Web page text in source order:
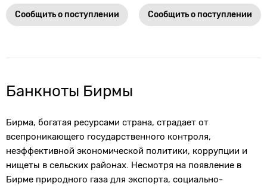
Сообщить о поступлении Сообщить о поступлении
Банкноты Бирмы
Бирма, богатая ресурсами страна, страдает от
всепроникающего государственного контроля,
неэффективной экономической политики, коррупции и
нищеты в сельских районах. Несмотря на появление в
Бирме природного газа для экспорта, социально-